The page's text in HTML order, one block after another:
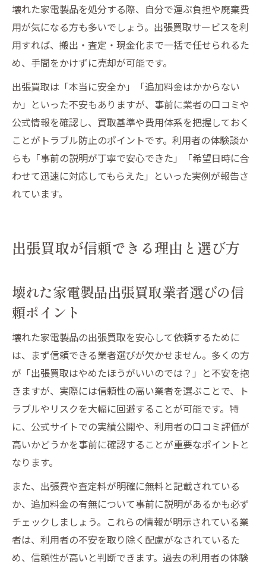
壊れた家電製品を処分する際、自分で運ぶ負担や廃棄費
用が気になる方も多いでしょう。出張買取サービスを利
用すれば、搬出・査定・現金化まで一括で任せられるた
め、手間をかけずに売却が可能です。
出張買取は「本当に安全か」「追加料金はかからない
か」といった不安もありますが、事前に業者の口コミや
公式情報を確認し、買取基準や費用体系を把握しておく
ことがトラブル防止のポイントです。利用者の体験談か
らも「事前の説明が丁寧で安心できた」「希望日時に合
わせて迅速に対応してもらえた」といった実例が報告さ
れています。
出張買取が信頼できる理由と選び方
壊れた家電製品出張買取業者選びの信
頼ポイント
壊れた家電製品の出張買取を安心して依頼するために
は、まず信頼できる業者選びが欠かせません。多くの方
が「出張買取はやめたほうがいいのでは？」と不安を抱
きますが、実際には信頼性の高い業者を選ぶことで、ト
ラブルやリスクを大幅に回避することが可能です。特
に、公式サイトでの実績公開や、利用者の口コミ評価が
高いかどうかを事前に確認することが重要なポイントと
なります。
また、出張費や査定料が明確に無料と記載されている
か、追加料金の有無について事前に説明があるかも必ず
チェックしましょう。これらの情報が明示されている業
者は、利用者の不安を取り除く配慮がなされているた
め、信頼性が高いと判断できます。過去の利用者の体験